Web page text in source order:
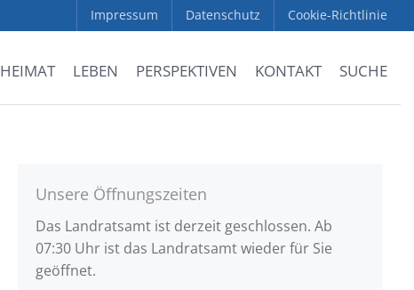
Impressum Datenschutz Cookie-Richtlinie
HEIMAT LEBEN PERSPEKTIVEN KONTAKT SUCHE
Unsere Öffnungszeiten
Das Landratsamt ist derzeit geschlossen. Ab
07:30 Uhr ist das Landratsamt wieder für Sie
geöffnet.